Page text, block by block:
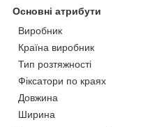
Основні атрибути
Виробник
Країна виробник
Тип розтяжності
Фіксатори по краях
Довжина
Ширина